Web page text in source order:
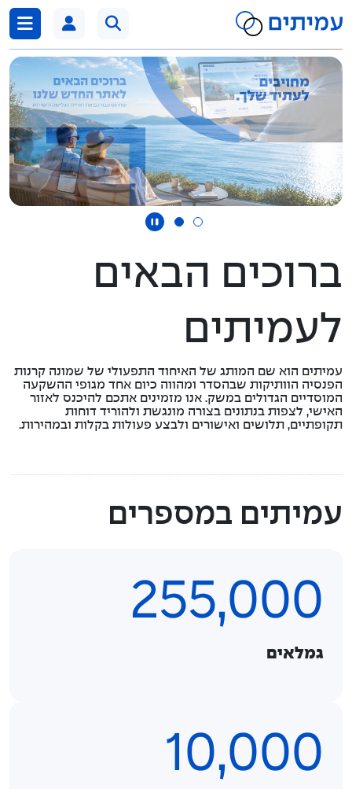
לדלג לתוכן
ברוכים הבאים
לעמיתים
עמיתים הוא שם המותג של האיחוד התפעולי של שמונה קרנות
הפנסיה הוותיקות שבהסדר ומהווה כיום אחד מגופי ההשקעה
המוסדיים הגדולים במשק. אנו מזמינים אתכם להיכנס לאזור
האישי, לצפות בנתונים בצורה מונגשת ולהוריד דוחות
תקופתיים, תלושים ואישורים ולבצע פעולות בקלות ובמהירות.
עמיתים במספרים
255,000
גמלאים
10,000